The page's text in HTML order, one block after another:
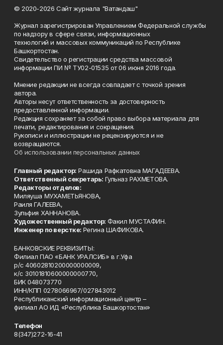
© 2020-2026 Сайт журнала "Ватандаш"
Журнал зарегистрирован Управлением Федеральной службы
по надзору в сфере связи, информационных
технологий и массовых коммуникаций по Республике
Башкортостан.
Свидетельство о регистрации средства массовой
информации ПИ № ТУ02-01535 от 06 июня 2016 года.
Мнение редакции не всегда совпадает с точкой зрения
автора.
Авторы несут ответственность за достоверность
предоставленной информации.
Редакция сохраняет за собой право выбора материала для
печати, редактирования и сокращения.
Рукописи и иллюстрации не рецензируются и не
возвращаются.
Об использовании персональных данных
Главный редактор: Рашида Рафкатовна МАГАДЕЕВА.
Ответственный секретарь: Гульназ РАХМЕТОВА.
Редакторы отделов:
Миляуша МУХАМЕТЬЯНОВА,
Раиля ГАЛЕЕВА,
Зульфия ХАННАНОВА.
Художественный редактор: Факил МУСТАФИН.
Инженер по верстке: Регина ШАФИКОВА.
БАНКОВСКИЕ РЕКВИЗИТЫ:
Филиал ПАО «БАНК УРАЛСИБ» в г.Уфа
р/с 40602810200000000009,
к/с 30101810600000000770,
БИК 048073770
ИНН/КПП 0278066967/027843012
Республиканский информационный центр –
филиал АО ИД «Республика Башкортостан»
Телефон
8(347)272-16-41